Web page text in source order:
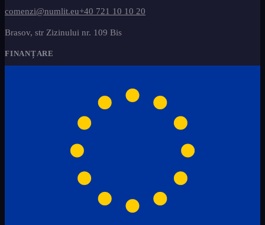
comenzi@numlit.eu+40 721 10 10 20
Brasov, str Zizinului nr. 109 Bis
FINANȚARE